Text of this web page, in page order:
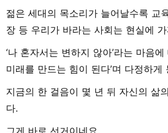
젊은 세대의 목소리가 늘어날수록 교
장 등 우리가 바라는 사회는 현실에
‘나 혼자서는 변하지 않아’라는 마음
미래를 만드는 힘이 된다’며 다정하게
지금의 한 걸음이 몇 년 뒤 자신의 삶
다.
그게 바로 선거이네요.